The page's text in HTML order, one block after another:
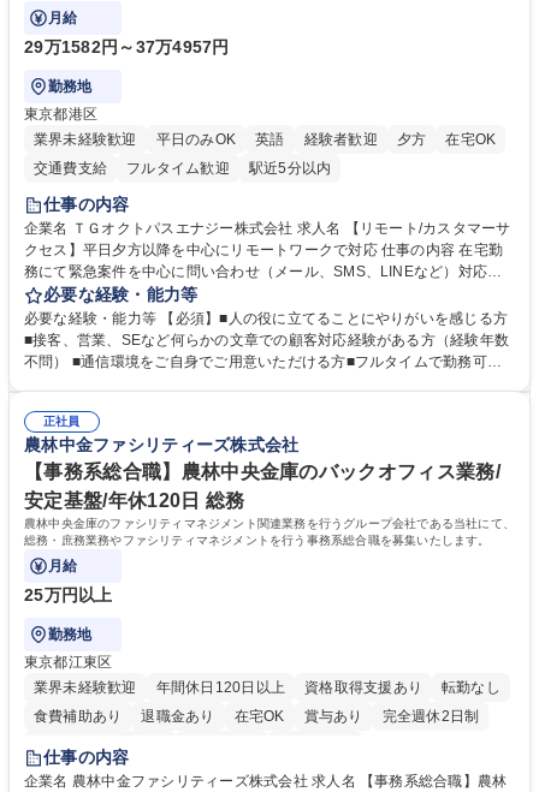
と運用構築の業務となります。
月給
29万1582円～37万4957円
勤務地
東京都港区
業界未経験歓迎
平日のみOK 英語 経験者歓迎 夕方
在宅OK
交通費支給
フルタイム歓迎 駅近5分以内
仕事の内容
企業名 ＴＧオクトパスエナジー株式会社 求人名 【リモート/カスタマーサ
クセス】平日夕方以降を中心にリモートワークで対応 仕事の内容 在宅勤
務にて緊急案件を中心に問い合わせ（メール、SMS、LINEなど）対応、
契約開始手続き処理などを行なっていただきます。カスタマーサクセス
（Digiops：デジオプス）と運用構築の業務となります。 ■お問い合わせ
対応業務全般（システム入力、契約手続き含む） ■デジタルコミュニケー
ションツール（メール、SMS、LINE等）を使用 ■お客様のニーズに応じた
添ってサービス提供できることが魅力 募集職種 【リモート/カスタマーサ
クセス】平日夕方以降を中心にリモートワークで対応
必要な経験・能力等
必要な経験・能力等 【必須】■人の役に立てることにやりがいを感じる方
■接客、営業、SEなど何らかの文章での顧客対応経験がある方（経験年数
不問） ■通信環境をご自身でご用意いただける方■フルタイムで勤務可能
境に貢献したい■改善提案や改善アクション等新しいことに意欲がある方
【英語（語学力）】■翻訳ツールを用い英語でコミュニケーションをとる
ことに抵抗がない方■英語は話せなくても問題はありませんが、英語が話
せますと、よりチャンスが広がります。※日本語がネイティブレベル必須
学歴・資格 学歴：大学院 大学 高専 短大 専修学校 高校 語学力： 資格：
正社員
農林中金ファシリティーズ株式会社
【事務系総合職】農林中央金庫のバックオフィス業務/
安定基盤/年休120日 総務
農林中央金庫のファシリティマネジメント関連業務を行うグループ会社である当社にて、
総務・庶務業務やファシリティマネジメントを行う事務系総合職を募集いたします。
月給
25万円以上
勤務地
東京都江東区
業界未経験歓迎
年間休日120日以上 資格取得支援あり
転勤なし
食費補助あり
退職金あり 在宅OK 賞与あり
完全週休2日制
インセンティブあり
仕事の内容
企業名 農林中金ファシリティーズ株式会社 求人名 【事務系総合職】農林